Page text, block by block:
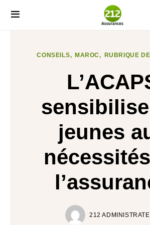
CONSEILS MAROC RUBRIQUE
jeunes
212